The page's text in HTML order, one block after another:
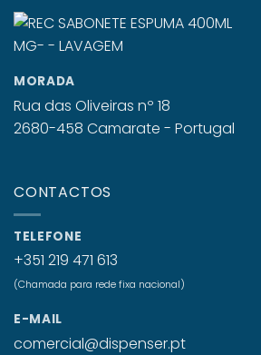
MORADA
Rua das Oliveiras nº 18
2680-458 Camarate - Portugal
CONTACTOS
TELEFONE
+351 219 471 613
(Chamada para rede fixa nacional)
E-MAIL
comercial@dispenser.pt